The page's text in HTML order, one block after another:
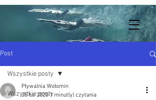
Post
Wszystkie posty
Wszystkie posty
Pływalnia Wołomin
25 lut 2020 1 minut(y) czytania